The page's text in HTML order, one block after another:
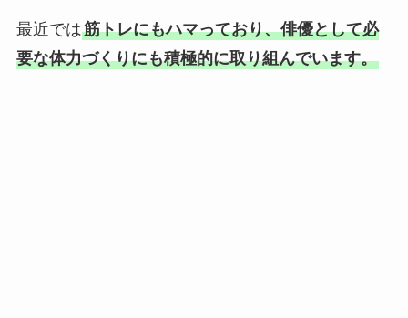
最近では筋トレにもハマっており、俳優として必
要な体力づくりにも積極的に取り組んでいます。